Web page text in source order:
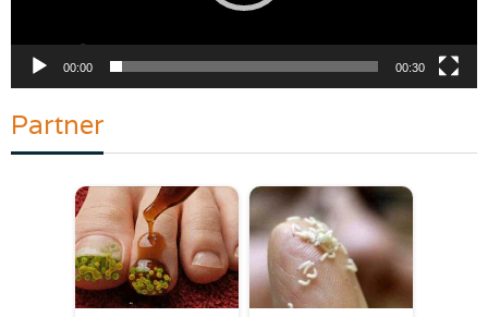
00:00 00:30
Partner